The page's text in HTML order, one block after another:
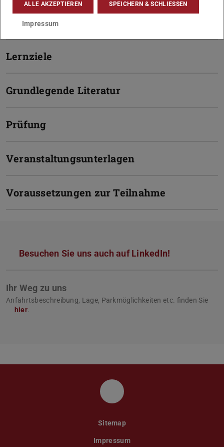
Inhalt
Lernziele
Grundlegende Literatur
Prüfung
Veranstaltungsunterlagen
Voraussetzungen zur Teilnahme
Besuchen Sie uns auch auf LinkedIn!
Ihr Weg zu uns
Anfahrtsbeschreibung, Lage, Parkmöglichkeiten etc. finden Sie
hier.
LinkedIn
Sitemap
Impressum
ALLE AKZEPTIEREN SPEICHERN & SCHLIESSEN
Impressum